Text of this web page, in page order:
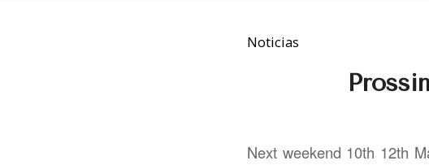
Noticias
Next weekend 10th 12th